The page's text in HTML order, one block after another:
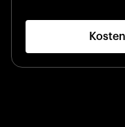
Startup 10M+
Klarx revolutioniert